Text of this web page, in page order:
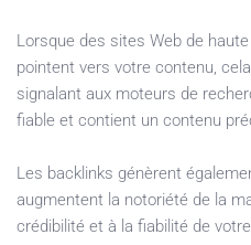
Lorsque des sites Web de
pointent vers votre contenu,
signalant aux moteurs de
fiable et contient un contenu
Les backlinks génèrent
augmentent la notoriété de la
crédibilité et à la fiabilité de